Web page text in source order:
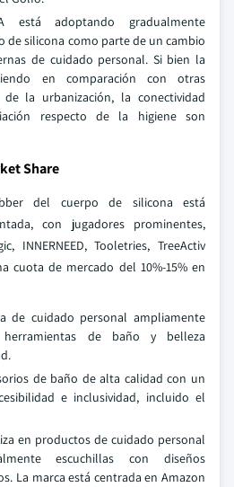
adoptando gradualmente
de silicona como parte de un cambio
de cuidado personal. Si bien la
en comparación con otras
la urbanización, la conectividad
respecto de la higiene son
Share
del cuerpo de silicona está
con jugadores prominentes,
INNERNEED, Tooletries, TreeActiv
cuota de mercado del 10%-15% en
de cuidado personal ampliamente
de baño y belleza
de baño de alta calidad con un
e inclusividad, incluido el
en productos de cuidado personal
escuchillas con diseños
La marca está centrada en Amazon